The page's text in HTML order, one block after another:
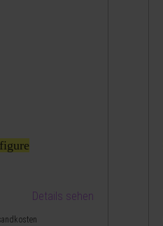
Details sehen